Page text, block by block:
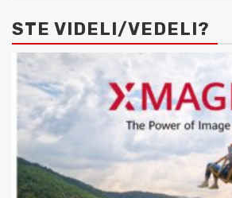
STE VIDELI/VEDELI?